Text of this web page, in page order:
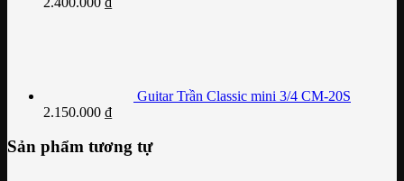
Guitar Trần Classic mini 3/4 CM-20S
2.150.000 ₫
Sản phẩm tương tự